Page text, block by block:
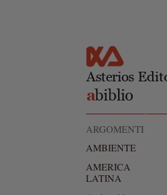
ARGOMENTI
AMBIENTE
AMERICA
LATINA